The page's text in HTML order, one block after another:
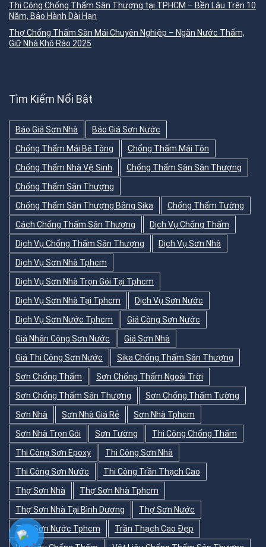
Thi Công Chống Thấm Sân Thượng tại TPHCM – Bền Lâu Trên 10
Năm, Bảo Hành Dài Hạn
Thợ Chống Thấm Sàn Mái Chuyên Nghiệp – Ngăn Nước Thấm,
Giữ Nhà Khô Ráo 2025
Tìm Kiếm Nổi Bật
Báo Giá Sơn Nhà
Báo Giá Sơn Nước
Chống Thấm Mái Bê Tông
Chống Thấm Mái Tôn
Chống Thấm Nhà Vệ Sinh
Chống Thấm Sàn Sân Thượng
Chống Thấm Sân Thượng
Chống Thấm Sân Thượng Bằng Sika
Chống Thấm Tường
Cách Chống Thấm Sân Thượng
Dịch Vụ Chống Thấm
Dịch Vụ Chống Thấm Sân Thượng
Dịch Vụ Sơn Nhà
Dịch Vụ Sơn Nhà Tphcm
Dịch Vụ Sơn Nhà Trọn Gói Tại Tphcm
Dịch Vụ Sơn Nhà Tại Tphcm
Dịch Vụ Sơn Nước
Dịch Vụ Sơn Nước Tphcm
Giá Công Sơn Nước
Giá Nhân Công Sơn Nước
Giá Sơn Nhà
Giá Thi Công Sơn Nước
Sika Chống Thấm Sân Thượng
Sơn Chống Thấm
Sơn Chống Thấm Ngoài Trời
Sơn Chống Thấm Sân Thượng
Sơn Chống Thấm Tường
Sơn Nhà
Sơn Nhà Giá Rẻ
Sơn Nhà Tphcm
Sơn Nhà Trọn Gói
Sơn Tường
Thi Công Chống Thấm
Thi Công Sơn Epoxy
Thi Công Sơn Nhà
Thi Công Sơn Nước
Thi Công Trần Thạch Cao
Thợ Sơn Nhà
Thợ Sơn Nhà Tphcm
Thợ Sơn Nhà Tại Bình Dương
Thợ Sơn Nước
Thợ Sơn Nước Tphcm
Trần Thạch Cao Đẹp